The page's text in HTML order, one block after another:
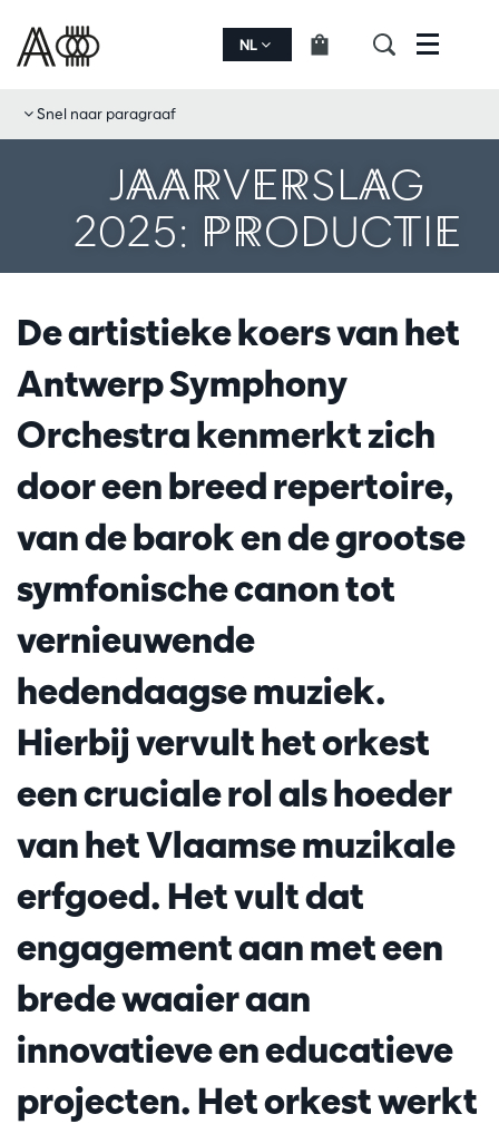
NL Menu
Snel naar paragraaf
JAARVERSLAG
2025: PRODUCTIE
De artistieke koers van het
Antwerp Symphony
Orchestra kenmerkt zich
door een breed repertoire,
van de barok en de grootse
symfonische canon tot
vernieuwende
hedendaagse muziek.
Hierbij vervult het orkest
een cruciale rol als hoeder
van het Vlaamse muzikale
erfgoed. Het vult dat
engagement aan met een
brede waaier aan
innovatieve en educatieve
projecten. Het orkest werkt